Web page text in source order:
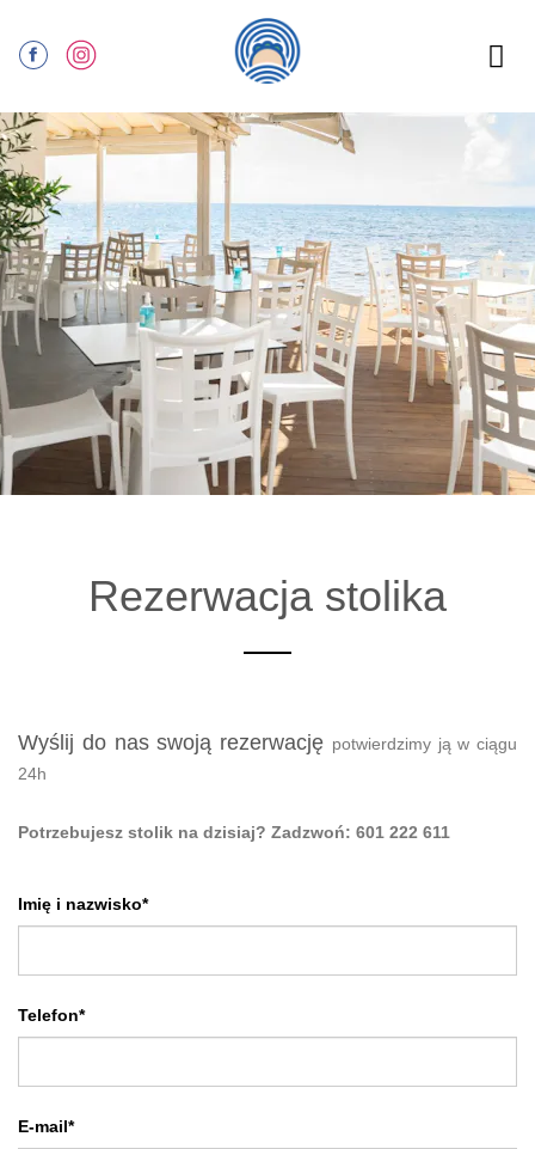
Rezerwacja stolika
Wyślij do nas swoją rezerwację potwierdzimy ją w ciągu
24h
Potrzebujesz stolik na dzisiaj? Zadzwoń: 601 222 611
Imię i nazwisko*
Telefon*
E-mail*